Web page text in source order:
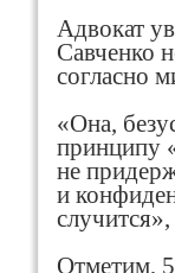
Адвокат
Савченко
согласно
«Она,
принципу
не
и
Отметим,